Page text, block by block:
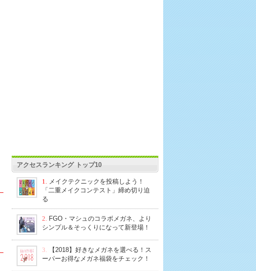
アクセスランキング トップ10
1.
メイクテクニックを投稿しよう！
「二重メイクコンテスト」締め切り迫
る
2. FGO・マシュのコラボメガネ、より
シンプル＆そっくりになって新登場！
3.
【2018】好きなメガネを選べる！ス
ーパーお得なメガネ福袋をチェック！